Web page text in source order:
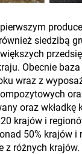
siedzibą
Obecnie
wraz z
oraz
krajów i
50% krajów
różnych